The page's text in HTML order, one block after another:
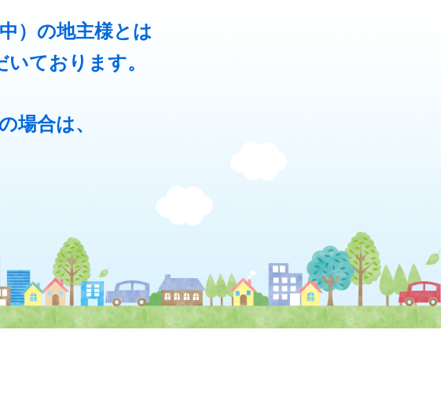
）の地主様とは
ております。
場合は、